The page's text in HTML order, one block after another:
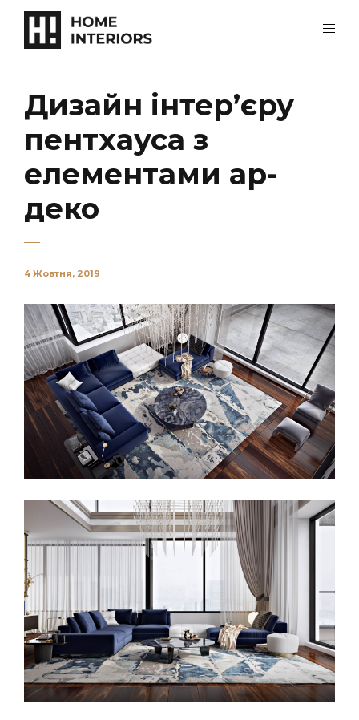
Дизайн інтер’єру
пентхауса з
елементами ар-
деко
4 Жовтня, 2019